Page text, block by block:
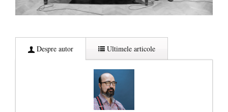
Despre autor Ultimele articole